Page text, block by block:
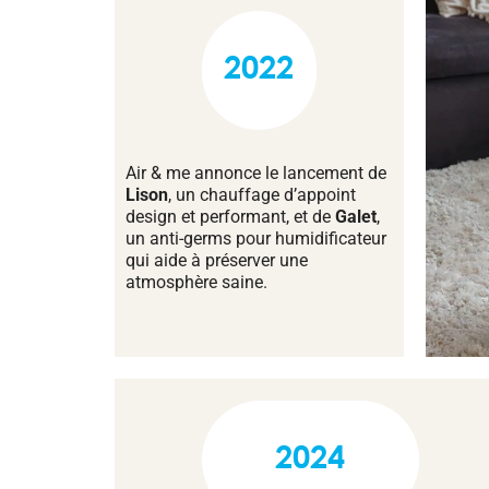
2022
Air & me annonce le lancement de
Lison, un chauffage d’appoint
design et performant, et de Galet,
un anti-germs pour humidificateur
qui aide à préserver une
atmosphère saine.
2024